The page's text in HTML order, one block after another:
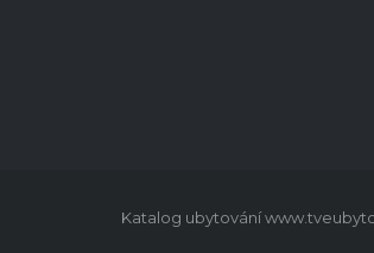
Katalog ubytování